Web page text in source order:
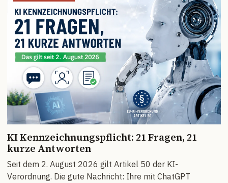
KI Kennzeichnungspflicht: 21 Fragen, 21
kurze Antworten
Seit dem 2. August 2026 gilt Artikel 50 der KI-
Verordnung. Die gute Nachricht: Ihre mit ChatGPT